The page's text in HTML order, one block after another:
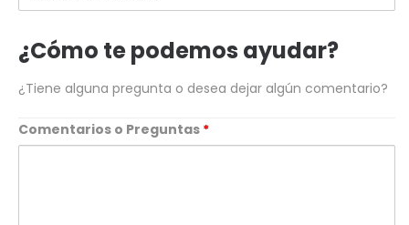
de
¿Cómo te podemos ayudar?
¿Tiene alguna pregunta o desea dejar algún comentario?
Comentarios o Preguntas *